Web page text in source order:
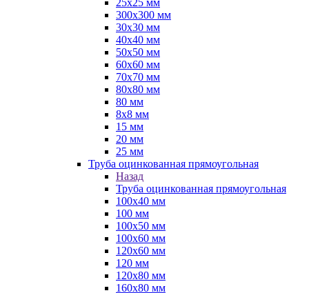
25х25 мм
300х300 мм
30х30 мм
40х40 мм
50х50 мм
60х60 мм
70х70 мм
80х80 мм
80 мм
8х8 мм
15 мм
20 мм
25 мм
Труба оцинкованная прямоугольная
Назад
Труба оцинкованная прямоугольная
100х40 мм
100 мм
100х50 мм
100х60 мм
120х60 мм
120 мм
120х80 мм
160х80 мм